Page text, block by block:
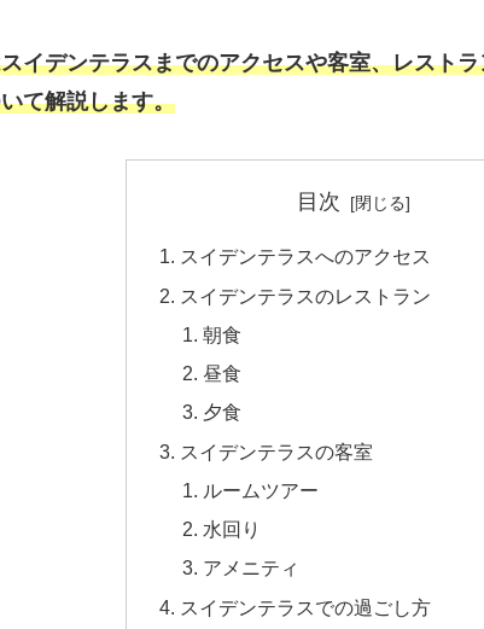
イデンテラスまでのアクセスや客室、レスト
て解説します。
目次
スイデンテラスへのアクセス
スイデンテラスのレストラン
朝食
昼食
夕食
スイデンテラスの客室
ルームツアー
水回り
アメニティ
スイデンテラスでの過ごし方